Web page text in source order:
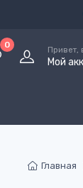
0
Привет,
Мой
Главная